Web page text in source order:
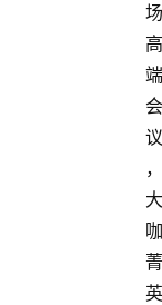
场
高
端
会
议
，
大
咖
菁
英